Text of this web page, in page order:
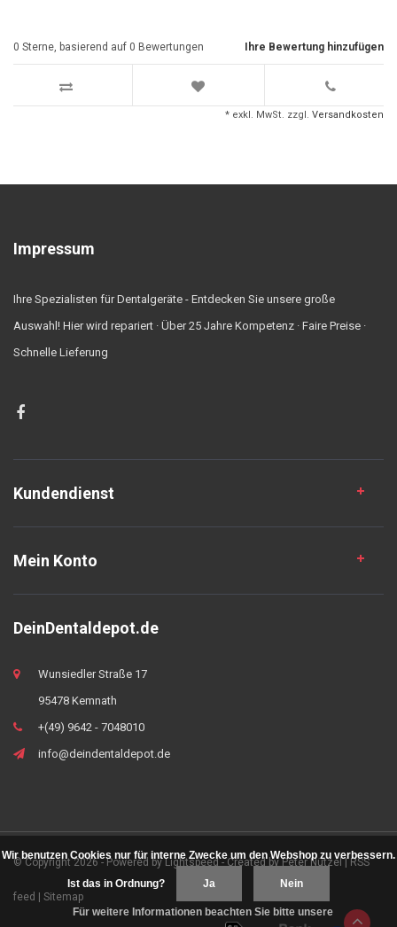
Ihre Bewertung hinzufügen
0 Sterne, basierend auf 0 Bewertungen
* exkl. MwSt. zzgl. Versandkosten
Impressum
Ihre Spezialisten für Dentalgeräte - Entdecken Sie unsere große
Auswahl! Hier wird repariert · Über 25 Jahre Kompetenz · Faire Preise ·
Schnelle Lieferung
Kundendienst
Mein Konto
DeinDentaldepot.de
Wunsiedler Straße 17
95478 Kemnath
+(49) 9642 - 7048010
info@deindentaldepot.de
© Copyright 2026 - Powered byLightspeed- Created byPeter Nützel|RSS
feed Sitemap
Wir benutzen Cookies nur für interne Zwecke um den Webshop zu verbessern.
Ist das in Ordnung? Ja Nein
Für weitere Informationen beachten Sie bitte unsere